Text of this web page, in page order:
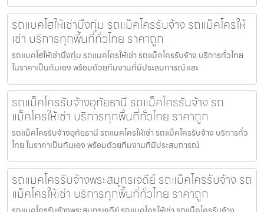
รถแบคโฮให้เช่าบึงกุ่ม รถแม็คโครรับจ้าง รถแม็คโครให้
เช่า บริการทุกพื้นที่ทั่วไทย ราคาถูก
รถแบคโฮให้เช่าบึงกุ่ม รถแมคโครให้เช่า รถแม็คโครรับจ้าง บริการทั่วไทย
ในราคาเป็นกันเอง พร้อมด้วยทีมงานที่มีประสบการณ์ และ
รถแม็คโครรับจ้างอุทัยธานี รถแม็คโครรับจ้าง รถ
แม็คโครให้เช่า บริการทุกพื้นที่ทั่วไทย ราคาถูก
รถแม็คโครรับจ้างอุทัยธานี รถแมคโครให้เช่า รถแม็คโครรับจ้าง บริการทั่ว
ไทย ในราคาเป็นกันเอง พร้อมด้วยทีมงานที่มีประสบการณ์
รถแมคโครรับจ้างพระสมุทรเจดีย์ รถแม็คโครรับจ้าง รถ
แม็คโครให้เช่า บริการทุกพื้นที่ทั่วไทย ราคาถูก